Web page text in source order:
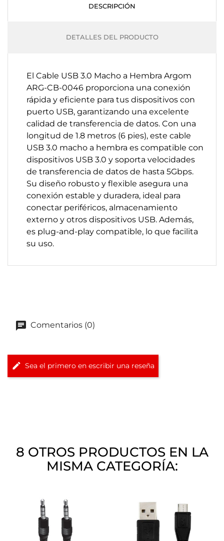
DESCRIPCIÓN
DETALLES DEL PRODUCTO
El Cable USB 3.0 Macho a Hembra Argom
ARG-CB-0046 proporciona una conexión
rápida y eficiente para tus dispositivos con
puerto USB, garantizando una excelente
calidad de transferencia de datos. Con una
longitud de 1.8 metros (6 pies), este cable
USB 3.0 macho a hembra es compatible con
dispositivos USB 3.0 y soporta velocidades
de transferencia de datos de hasta 5Gbps.
Su diseño robusto y flexible asegura una
conexión estable y duradera, ideal para
conectar periféricos, almacenamiento
externo y otros dispositivos USB. Además,
es plug-and-play compatible, lo que facilita
su uso.
Comentarios (0)
Sea el primero en escribir una reseña
8 OTROS PRODUCTOS EN LA
MISMA CATEGORÍA: